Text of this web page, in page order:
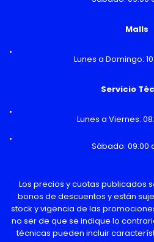
Malls
Lunes a Domingo:
Servicio
Lunes a Viernes:
Sábado: 09:00
Los precios y cuotas publicados
bonos de descuentos y están
stock y vigencia de las
no ser de que se indique lo
técnicas pueden incluir